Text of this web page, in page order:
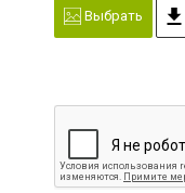
Выбрать